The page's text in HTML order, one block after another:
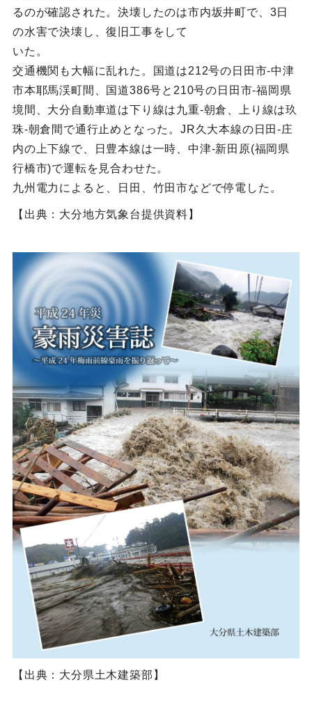
るのが確認された。決壊したのは市内坂井町で、3日
の水害で決壊し、復旧工事をして
いた。
交通機関も大幅に乱れた。国道は212号の日田市-中津
市本耶馬渓町間、国道386号と210号の日田市-福岡県
境間、大分自動車道は下り線は九重-朝倉、上り線は玖
珠-朝倉間で通行止めとなった。JR久大本線の日田-庄
内の上下線で、日豊本線は一時、中津-新田原(福岡県
行橋市)で運転を見合わせた。
九州電力によると、日田、竹田市などで停電した。
【出典：大分地方気象台提供資料】
【出典：大分県土木建築部】